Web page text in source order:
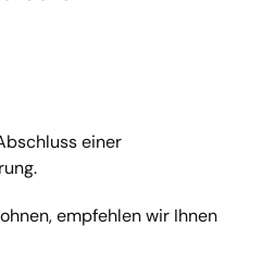
einer
empfehlen wir Ihnen